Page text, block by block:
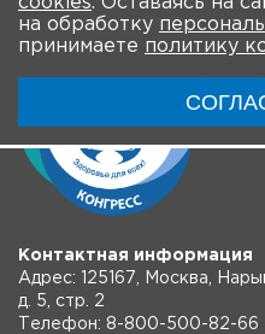
на обработку
принимаете политику
Контактная информация
Адрес: 125167, Москва,
д. 5, стр. 2
Телефон: 8-800-500-82-66